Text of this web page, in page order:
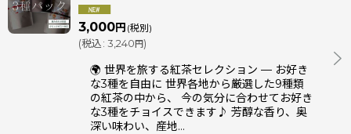
3,000円 (税別)
(税込: 3,240円)
🌍 世界を旅する紅茶セレクション — お好き
な3種を自由に 世界各地から厳選した9種類
の紅茶の中から、 今の気分に合わせてお好き
な3種をチョイスできます♪ 芳醇な香り、奥
深い味わい、産地…